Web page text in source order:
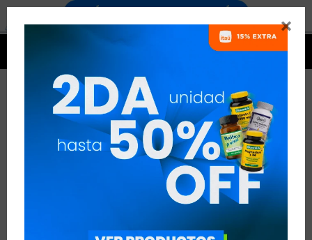

PROTEÍNAS ANIMAL
QUITAR FILTROS
RECOMENDADOS